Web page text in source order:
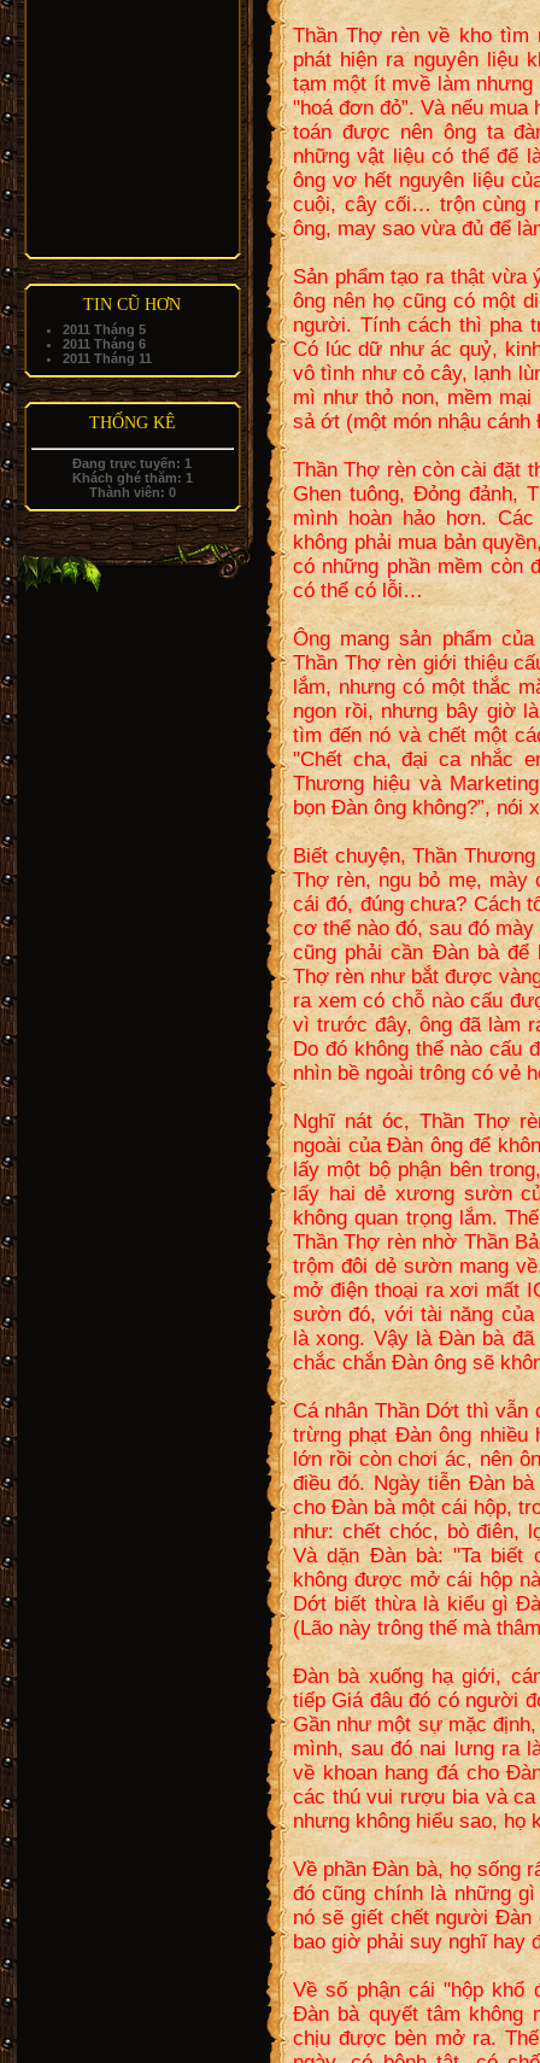
TIN CŨ HƠN
2011 Tháng 5
2011 Tháng 6
2011 Tháng 11
THỐNG KÊ
Đang trực tuyến: 1
Khách ghé thăm: 1
Thành viên: 0
Thần Thợ rèn về kho tìm
phát hiện ra nguyên liệu
tạm một ít mvề làm
"hoá đơn đỏ”. Và nếu
toán được nên ông ta
những vật liệu có thể để
ông vơ hết nguyên liệu
cuội, cây cối… trộn cùng
ông, may sao vừa đủ để
Sản phẩm tạo ra thật vừa
ông nên họ cũng có một
người. Tính cách thì pha
Có lúc dữ như ác quỷ,
vô tình như cỏ cây, lạnh
mì như thỏ non, mềm
sả ớt (một món nhậu
Thần Thợ rèn còn cài đặt
Ghen tuông, Đỏng đảnh,
mình hoàn hảo hơn.
không phải mua bản
có những phần mềm còn
có thể có lỗi…
Ông mang sản phẩm
Thần Thợ rèn giới thiệu
lắm, nhưng có một thắc
ngon rồi, nhưng bây giờ
tìm đến nó và chết một
"Chết cha, đại ca nhắc
Thương hiệu và
bọn Đàn ông không?”, nói
Biết chuyện, Thần
Thợ rèn, ngu bỏ mẹ, mày
cái đó, đúng chưa? Cách
cơ thể nào đó, sau đó
cũng phải cần Đàn bà để
Thợ rèn như bắt được
ra xem có chỗ nào cấu
vì trước đây, ông đã làm
Do đó không thể nào cấu
nhìn bề ngoài trông có vẻ
Nghĩ nát óc, Thần Thợ
ngoài của Đàn ông để
lấy một bộ phận bên
lấy hai dẻ xương sườn
không quan trọng lắm.
Thần Thợ rèn nhờ Thần
trộm đôi dẻ sườn mang
mở điện thoại ra xơi mất
sườn đó, với tài năng của
là xong. Vậy là Đàn bà
chắc chắn Đàn ông sẽ
Cá nhân Thần Dớt thì vẫn
trừng phạt Đàn ông nhiều
lớn rồi còn chơi ác, nên
điều đó. Ngày tiễn Đàn
cho Đàn bà một cái hộp,
như: chết chóc, bò điên,
Và dặn Đàn bà: "Ta biết
không được mở cái hộp
Dớt biết thừa là kiểu gì
(Lão này trông thế mà
Đàn bà xuống hạ giới,
tiếp Giá đâu đó có người
Gần như một sự mặc
mình, sau đó nai lưng ra
về khoan hang đá cho
các thú vui rượu bia và
nhưng không hiểu sao,
Về phần Đàn bà, họ sống
đó cũng chính là những
nó sẽ giết chết người Đàn
bao giờ phải suy nghĩ hay
Về số phận cái "hộp khổ
Đàn bà quyết tâm không
chịu được bèn mở ra.